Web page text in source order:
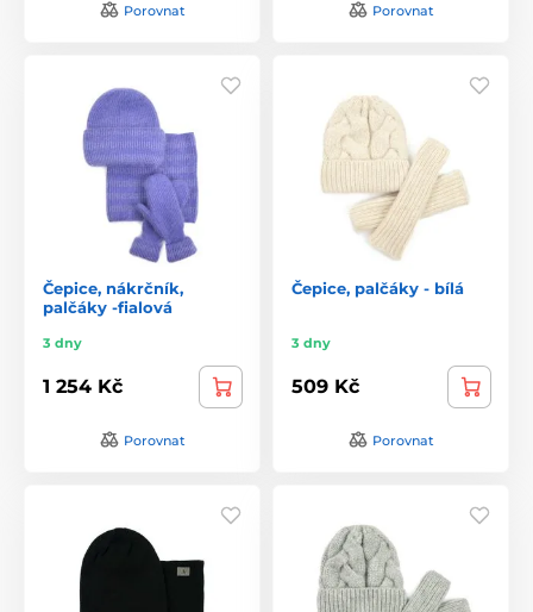
Porovnat Porovnat
Čepice, nákrčník,
palčáky -fialová
3 dny
1 254 Kč
Porovnat
Čepice, palčáky - bílá
3 dny
509 Kč
Porovnat